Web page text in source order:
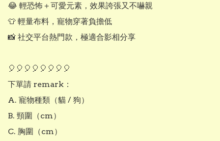
😂 輕恐怖＋可愛元素，效果誇張又不嚇親
👕 輕量布料，寵物穿著負擔低
📸 社交平台熱門款，極適合影相分享
🎈🎈🎈🎈🎈🎈🎈🎈
下單請 remark：
A. 寵物種類（貓 / 狗）
B. 頸圍（cm）
C. 胸圍（cm）